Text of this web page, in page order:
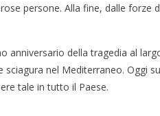
persone. Alla fine, dalle forze
anniversario della tragedia al
nel Mediterraneo. Oggi
tale in tutto il Paese.